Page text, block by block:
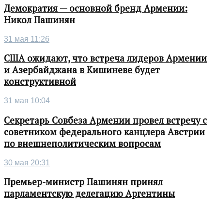
Демократия — основной бренд Армении:
Никол Пашинян
31 мая 11:26
США ожидают, что встреча лидеров Армении
и Азербайджана в Кишиневе будет
конструктивной
31 мая 10:04
Секретарь Совбеза Армении провел встречу с
советником федерального канцлера Австрии
по внешнеполитическим вопросам
30 мая 20:31
Премьер-министр Пашинян принял
парламентскую делегацию Аргентины